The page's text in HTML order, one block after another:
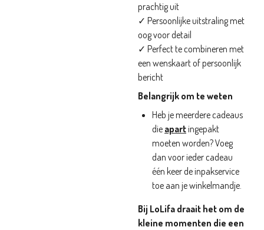
prachtig uit
✓ Persoonlijke uitstraling met
oog voor detail
✓ Perfect te combineren met
een wenskaart of persoonlijk
bericht
Belangrijk om te weten
Heb je meerdere cadeaus
die apartingepakt
moeten worden? Voeg
dan voor ieder cadeau
één keer de inpakservice
toe aan je winkelmandje.
Bij LoLifa draait het om de
kleine momenten die een